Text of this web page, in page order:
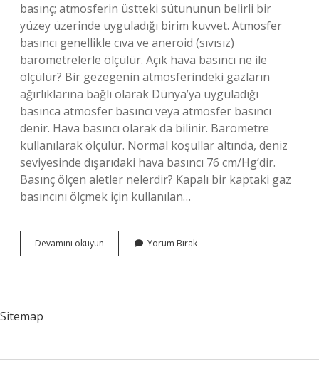
basınç; atmosferin üstteki sütununun belirli bir
yüzey üzerinde uyguladığı birim kuvvet. Atmosfer
basıncı genellikle cıva ve aneroid (sıvısız)
barometrelerle ölçülür. Açık hava basıncı ne ile
ölçülür? Bir gezegenin atmosferindeki gazların
ağırlıklarına bağlı olarak Dünya’ya uyguladığı
basınca atmosfer basıncı veya atmosfer basıncı
denir. Hava basıncı olarak da bilinir. Barometre
kullanılarak ölçülür. Normal koşullar altında, deniz
seviyesinde dışarıdaki hava basıncı 76 cm/Hg’dir.
Basınç ölçen aletler nelerdir? Kapalı bir kaptaki gaz
basıncını ölçmek için kullanılan…
Devamını okuyun
Hava
Yorum Bırak
Sitemap